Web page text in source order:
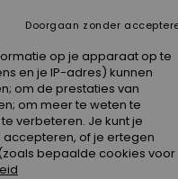
KleurChina Blue
op je apparaat op te
en je IP-adres) kunnen
om de prestaties van
om meer te weten te
verbeteren. Je kunt je
of je ertegen
bepaalde cookies voor
Doorgaan zonder